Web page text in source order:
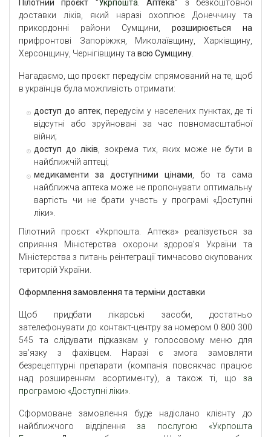
Пілотний проєкт “Укрпошта . Аптека” з безкоштовної
доставки ліків, який наразі охоплює Донеччину та
прикордонні райони Сумщини, розширюється
на
прифронтові Запоріжжя, Миколаївщину, Харківщину,
Херсонщину, Чернігівщину та всю Сумщину
Нагадаємо, що проєкт передусім спрямований на те, щоб
в українців була можливість отримати:
доступ до аптек, передусім у населених пунктах, де ті
відсутні або зруйновані за час повномасштабної
війни;
доступ до ліків , зокрема тих, яких може не бути в
найближчій аптеці;
медикаменти за доступними цінами , бо та сама
найближча аптека може не пропонувати оптимальну
вартість чи не брати участь у програмі «Доступні
ліки».
Пілотний проєкт «Укрпошта. Аптека» реалізується за
сприяння Міністерства охорони здоров’я України та
Міністерства з питань реінтеграції тимчасово окупованих
територій України.
Оформлення замовлення та терміни доставки
Щоб придбати лікарські засоби, достатньо
зателефонувати до контакт-центру за номером 0 800 300
545 та слідувати підказкам у голосовому меню для
зв’язку з фахівцем. Наразі є змога замовляти
безрецептурні препарати (компанія повсякчас працює
над розширенням асортименту), а також ті, що за
програмою «Доступні ліки»
Сформоване замовлення буде надіслано клієнту до
найближчого відділення за послугою «Укрпошта